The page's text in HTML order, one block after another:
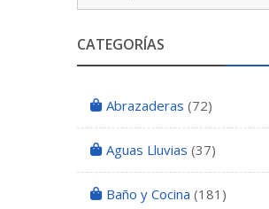
CATEGORÍAS
Abrazaderas (72)
Aguas Lluvias (37)
Baño y Cocina (181)